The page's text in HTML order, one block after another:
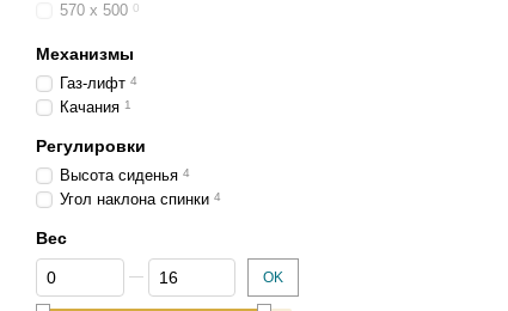
570 x 500 0
580 x 500
Механизмы
Газ-лифт 4
Качания 1
Регулировки
Высота сиденья 4
Угол наклона спинки 4
Вес
От Вес
До Вес OK